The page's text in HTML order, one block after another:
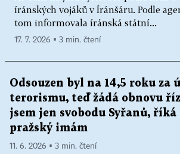
íránských vojáků v Íránšáru. Podle
tom informovala íránská státní...
17. 7. 2026 ▪ 3 min. čtení
Odsouzen byl na 14,5 roku za
terorismu, teď žádá obnovu
jsem jen svobodu Syřanů, říká
pražský imám
11. 6. 2026 ▪ 3 min. čtení